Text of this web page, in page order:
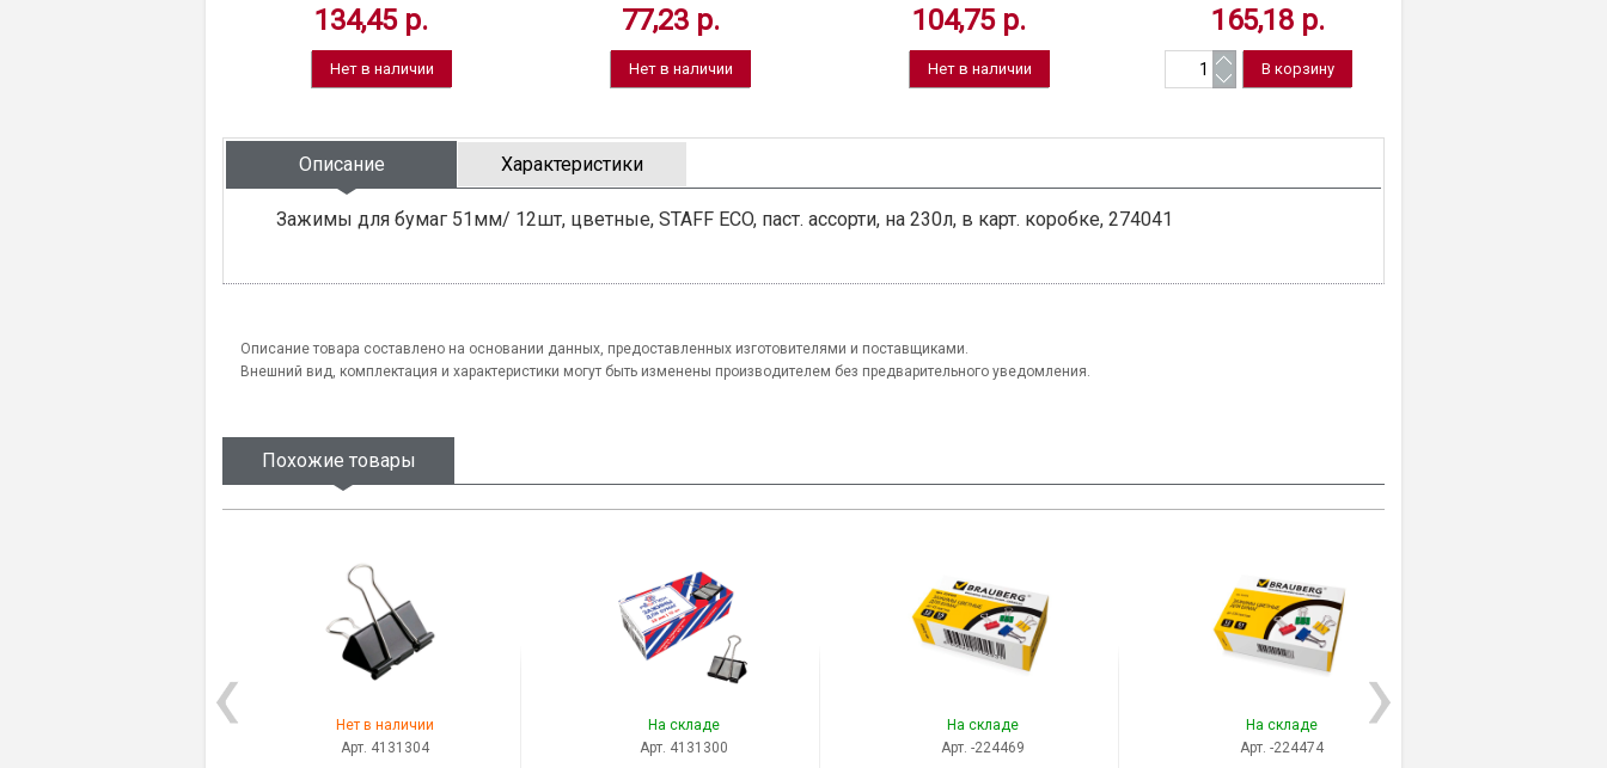
134,45 р.
Нет в наличии
77,23 р.
Нет в наличии
104,75 р.
Нет в наличии
165,18 р.
Описание Характеристики
Зажимы для бумаг 51мм/ 12шт, цветные, STAFF ECO, паст. ассорти, на 230л, в карт. коробке, 274041
Описание товара составлено на основании данных, предоставленных изготовителями и поставщиками.
Внешний вид, комплектация и характеристики могут быть изменены производителем без предварительного уведомления.
Похожие товары
Нет в наличии
Арт. 4131304
На складе
Арт. 4131300
На складе
Арт. -224469
На складе
Арт. -224474